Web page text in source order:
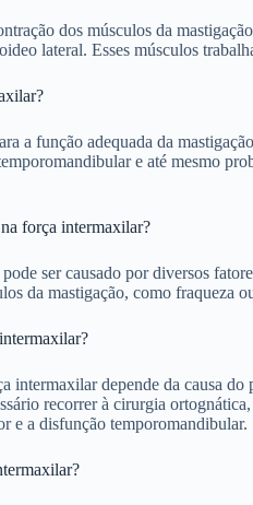
dos músculos da
lateral. Esses músculos
a função adequada da
e até mesmo
força intermaxilar?
ser causado por diversos
da mastigação, como fraqueza
intermaxilar depende da causa
recorrer à cirurgia
e a disfunção temporomandibular.